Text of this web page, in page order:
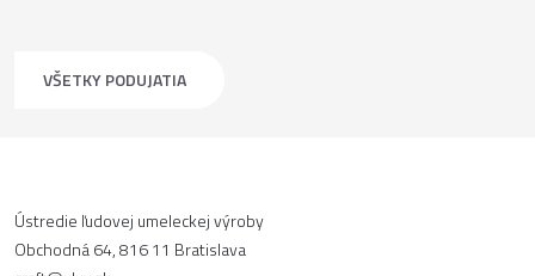
VŠETKY PODUJATIA
Ústredie ľudovej umeleckej výroby
Obchodná 64, 816 11 Bratislava